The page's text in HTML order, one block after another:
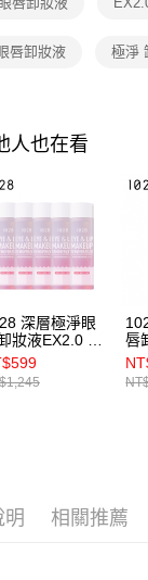
唇卸妝液 極淨
人也在看
深層極淨眼
妝液EX2.0 5
唇
明 相關推薦